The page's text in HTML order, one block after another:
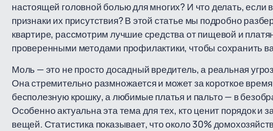
настоящей головной болью для многих? И что делать, если
признаки их присутствия? В этой статье мы подробно
квартире, рассмотрим лучшие средства от пищевой и
проверенными методами профилактики, чтобы сохранить
Моль — это не просто досадный вредитель, а реальная
Она стремительно размножается и может за короткое
бесполезную крошку, а любимые платья и пальто — в
Особенно актуальна эта тема для тех, кто ценит порядок и
вещей. Статистика показывает, что около 30%